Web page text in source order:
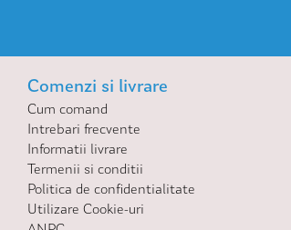
Comenzi si livrare
Cum comand
Intrebari frecvente
Informatii livrare
Termenii si conditii
Politica de confidentialitate
Utilizare Cookie-uri